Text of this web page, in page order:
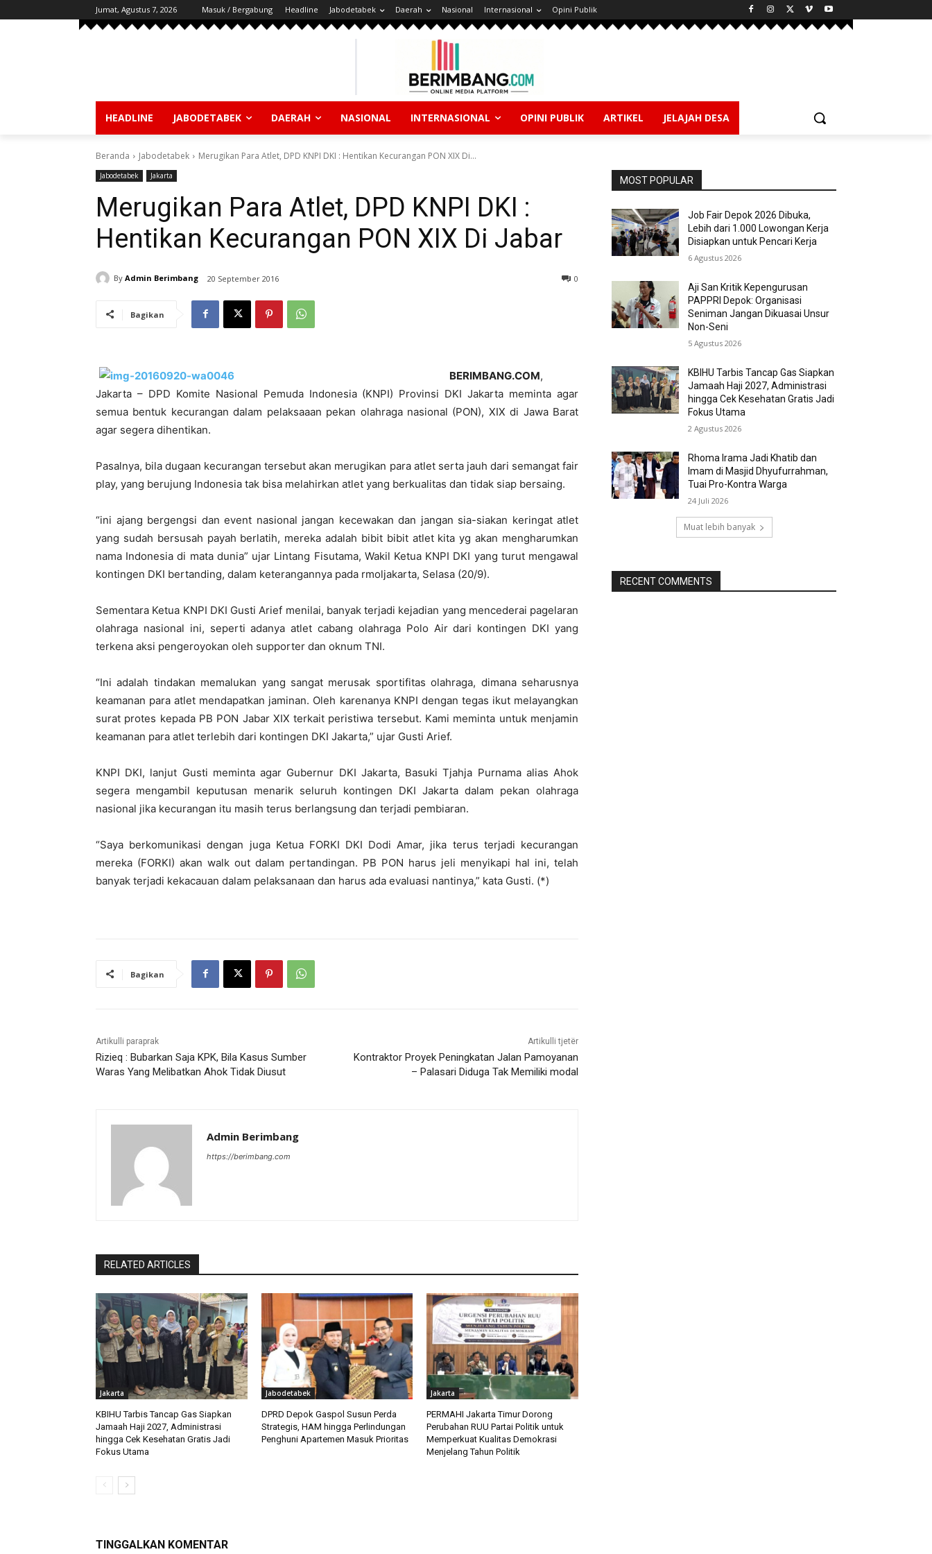
Jumat, Agustus 7, 2026 Masuk / Bergabung Headline Jabodetabek Daerah Nasional Internasional Opini Publik
HEADLINE JABODETABEK DAERAH NASIONAL INTERNASIONAL OPINI PUBLIK ARTIKEL JELAJAH DESA
Beranda Jabodetabek Merugikan Para Atlet, DPD KNPI DKI : Hentikan Kecurangan PON XIX Di...
Jabodetabek Jakarta
Merugikan Para Atlet, DPD KNPI DKI :
Hentikan Kecurangan PON XIX Di Jabar
By Admin Berimbang 20 September 2016 0
Bagikan
BERIMBANG.COM,
Jakarta – DPD Komite Nasional Pemuda Indonesia (KNPI) Provinsi DKI Jakarta meminta agar
semua bentuk kecurangan dalam pelaksaaan pekan olahraga nasional (PON), XIX di Jawa Barat
agar segera dihentikan.
Pasalnya, bila dugaan kecurangan tersebut akan merugikan para atlet serta jauh dari semangat fair
play, yang berujung Indonesia tak bisa melahirkan atlet yang berkualitas dan tidak siap bersaing.
“ini ajang bergengsi dan event nasional jangan kecewakan dan jangan sia-siakan keringat atlet
yang sudah bersusah payah berlatih, mereka adalah bibit bibit atlet kita yg akan mengharumkan
nama Indonesia di mata dunia” ujar Lintang Fisutama, Wakil Ketua KNPI DKI yang turut mengawal
kontingen DKI bertanding, dalam keterangannya pada rmoljakarta, Selasa (20/9).
Sementara Ketua KNPI DKI Gusti Arief menilai, banyak terjadi kejadian yang mencederai pagelaran
olahraga nasional ini, seperti adanya atlet cabang olahraga Polo Air dari kontingen DKI yang
terkena aksi pengeroyokan oleh supporter dan oknum TNI.
“Ini adalah tindakan memalukan yang sangat merusak sportifitas olahraga, dimana seharusnya
keamanan para atlet mendapatkan jaminan. Oleh karenanya KNPI dengan tegas ikut melayangkan
surat protes kepada PB PON Jabar XIX terkait peristiwa tersebut. Kami meminta untuk menjamin
keamanan para atlet terlebih dari kontingen DKI Jakarta,” ujar Gusti Arief.
KNPI DKI, lanjut Gusti meminta agar Gubernur DKI Jakarta, Basuki Tjahja Purnama alias Ahok
segera mengambil keputusan menarik seluruh kontingen DKI Jakarta dalam pekan olahraga
nasional jika kecurangan itu masih terus berlangsung dan terjadi pembiaran.
“Saya berkomunikasi dengan juga Ketua FORKI DKI Dodi Amar, jika terus terjadi kecurangan
mereka (FORKI) akan walk out dalam pertandingan. PB PON harus jeli menyikapi hal ini, telah
banyak terjadi kekacauan dalam pelaksanaan dan harus ada evaluasi nantinya,” kata Gusti. (*)
Bagikan
Artikulli paraprak
Rizieq : Bubarkan Saja KPK, Bila Kasus Sumber
Waras Yang Melibatkan Ahok Tidak Diusut
Artikulli tjetër
Kontraktor Proyek Peningkatan Jalan Pamoyanan
– Palasari Diduga Tak Memiliki modal
Admin Berimbang
https://berimbang.com
RELATED ARTICLES
Jakarta
KBIHU Tarbis Tancap Gas Siapkan
Jamaah Haji 2027, Administrasi
hingga Cek Kesehatan Gratis Jadi
Fokus Utama
Jabodetabek
DPRD Depok Gaspol Susun Perda
Strategis, HAM hingga Perlindungan
Penghuni Apartemen Masuk Prioritas
Jakarta
PERMAHI Jakarta Timur Dorong
Perubahan RUU Partai Politik untuk
Memperkuat Kualitas Demokrasi
Menjelang Tahun Politik
TINGGALKAN KOMENTAR
MOST POPULAR
Job Fair Depok 2026 Dibuka,
Lebih dari 1.000 Lowongan Kerja
Disiapkan untuk Pencari Kerja
6 Agustus 2026
Aji San Kritik Kepengurusan
PAPPRI Depok: Organisasi
Seniman Jangan Dikuasai Unsur
Non-Seni
5 Agustus 2026
KBIHU Tarbis Tancap Gas Siapkan
Jamaah Haji 2027, Administrasi
hingga Cek Kesehatan Gratis Jadi
Fokus Utama
2 Agustus 2026
Rhoma Irama Jadi Khatib dan
Imam di Masjid Dhyufurrahman,
Tuai Pro-Kontra Warga
24 Juli 2026
Muat lebih banyak
RECENT COMMENTS